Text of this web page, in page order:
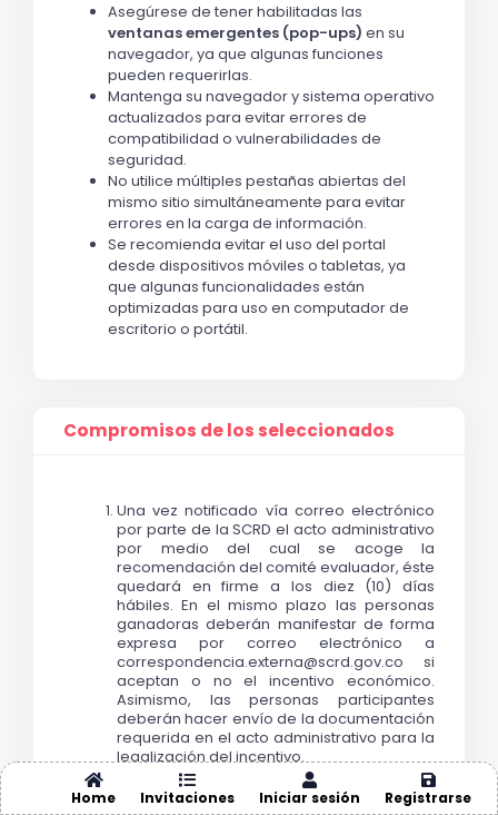
Asegúrese de tener habilitadas las
ventanas emergentes (pop-ups) en su
navegador, ya que algunas funciones
pueden requerirlas.
Mantenga su navegador y sistema operativo
actualizados para evitar errores de
compatibilidad o vulnerabilidades de
seguridad.
No utilice múltiples pestañas abiertas del
mismo sitio simultáneamente para evitar
errores en la carga de información.
Se recomienda evitar el uso del portal
desde dispositivos móviles o tabletas, ya
que algunas funcionalidades están
optimizadas para uso en computador de
escritorio o portátil.
Compromisos de los seleccionados
Una vez notificado vía correo electrónico
por parte de la SCRD el acto administrativo
por medio del cual se acoge la
recomendación del comité evaluador, éste
quedará en firme a los diez (10) días
hábiles. En el mismo plazo las personas
ganadoras deberán manifestar de forma
expresa por correo electrónico a
correspondencia.externa@scrd.gov.co si
aceptan o no el incentivo económico.
Asimismo, las personas participantes
deberán hacer envío de la documentación
requerida en el acto administrativo para la
legalización del incentivo.
Asistir a las reuniones o jornadas
programadas por la entidad.
Home Invitaciones Iniciar sesión Registrarse